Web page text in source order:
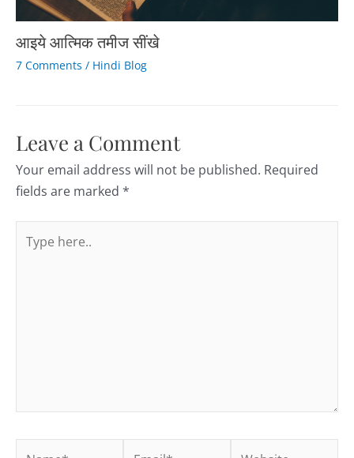
आइये आत्मिक तमीज सींखे
7 Comments / Hindi Blog
Leave a Comment
Your email address will not be published. Required
fields are marked *